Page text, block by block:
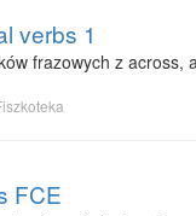
verbs 1
frazowych z across,
FCE